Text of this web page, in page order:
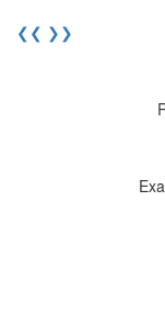
❮❮ ❯❯